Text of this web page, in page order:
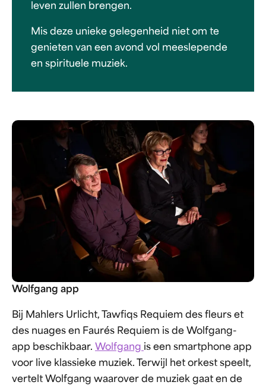
leven zullen brengen.
Mis deze unieke gelegenheid niet om te
genieten van een avond vol meeslepende
en spirituele muziek.
Wolfgang app
Bij Mahlers Urlicht, Tawfiqs Requiem des fleurs et
des nuages en Faurés Requiem is de Wolfgang-
app beschikbaar. Wolfgang is een smartphone app
voor live klassieke muziek. Terwijl het orkest speelt,
vertelt Wolfgang waarover de muziek gaat en de